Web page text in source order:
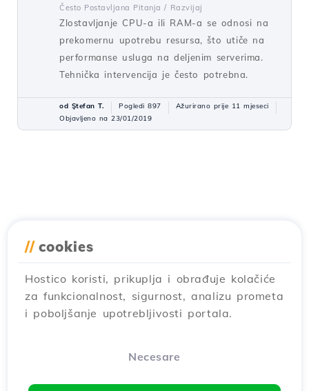
Često Postavljana Pitanja / Razvijaj
Zlostavljanje CPU-a ili RAM-a se odnosi na
prekomernu upotrebu resursa, što utiče na
performanse usluga na deljenim serverima.
Tehnička intervencija je često potrebna.
od Ştefan T. Pogledi 897
Ažurirano prije 11 mjeseci
Objavljeno na 23/01/2019
// cookies
Hostico koristi, prikuplja i obrađuje kolačiće
za funkcionalnost, sigurnost, analizu prometa
i poboljšanje upotrebljivosti portala.
Necesare